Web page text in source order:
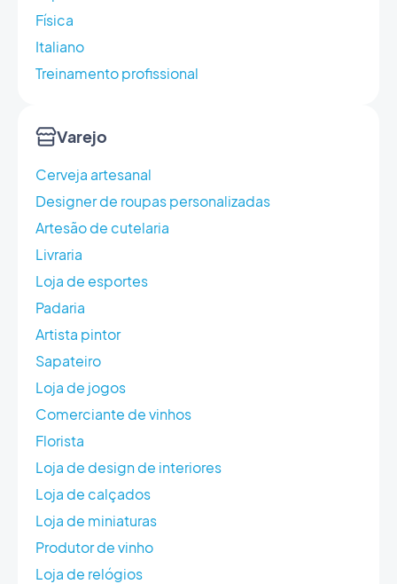
Física
Italiano
Treinamento profissional
Varejo
Cerveja artesanal
Designer de roupas personalizadas
Artesão de cutelaria
Livraria
Loja de esportes
Padaria
Artista pintor
Sapateiro
Loja de jogos
Comerciante de vinhos
Florista
Loja de design de interiores
Loja de calçados
Loja de miniaturas
Produtor de vinho
Loja de relógios